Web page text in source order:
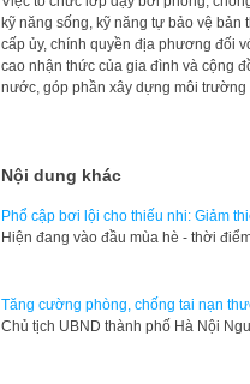
kỹ năng sống, kỹ năng tự bảo vệ
cấp ủy, chính quyền địa phương đối
cao nhận thức của gia đình và cộng
nước, góp phần xây dựng môi trường
Nội dung khác
Phổ cập bơi lội cho thiếu nhi: Giảm
Hiện đang vào đầu mùa hè - thời
Tăng cường phòng, chống tai nạn
Chủ tịch UBND thành phố Hà Nội